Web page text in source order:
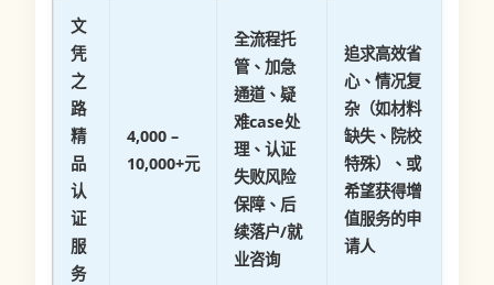
文
凭
之
路
精
品
认
证
服
务
4,000 –
10,000+元
全流程托
管、加急
通道、疑
难case处
理、认证
失败风险
保障、后
续落户/就
业咨询
追求高效省
心、情况复
杂（如材料
缺失、院校
特殊）、或
希望获得增
值服务的申
请人